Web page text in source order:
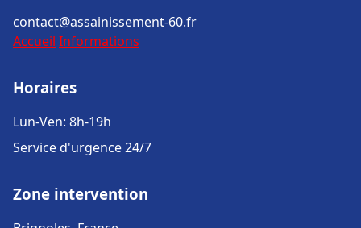
contact@assainissement-60.fr
Accueil Informations
Horaires
Lun-Ven: 8h-19h
Service d'urgence 24/7
Zone intervention